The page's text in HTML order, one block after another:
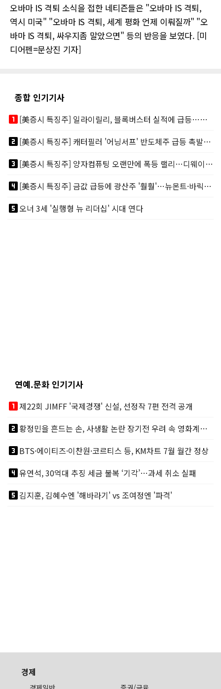
오바마 IS 격퇴 소식을 접한 네티즌들은 "오바마 IS 격퇴,
역시 미국" "오바마 IS 격퇴, 세계 평화 언제 이뤄질까" "오
바마 IS 격퇴, 싸우지좀 말았으면" 등의 반응을 보였다. [미
디어펜=문상진 기자]
종합 인기기사
looks_one
[美증시 특징주] 일라이릴리, 블록버스터 실적에 급등…마운자로 매출 폭발
looks_two
[美증시 특징주] 캐터필러 '어닝서프' 반도체주 급등 촉발…"AI 데이터센터 건설 강력"
looks_3
[美증시 특징주] 양자컴퓨팅 오랜만에 폭등 랠리…디웨이브·아이온큐 주도
looks_4
[美증시 특징주] 금값 급등에 광산주 '훨훨'…뉴몬트·바릭마이닝 주도
looks_5오너 3세 '실행형 뉴 리더십' 시대 연다
연예.문화 인기기사
looks_one제22회 JIMFF '국제경쟁' 신설, 선정작 7편 전격 공개
looks_two
황정민을 흔드는 손, 사생활 논란 장기전 우려 속 영화계도 리스크
looks_3BTS·에이티즈·이찬원·코르티스 등, KM차트 7월 월간 정상
looks_4유연석, 30억대 추징 세금 불복 ‘기각’…과세 취소 실패
looks_5김지훈, 김혜수엔 '해바라기' vs 조여정엔 '파격'
경제